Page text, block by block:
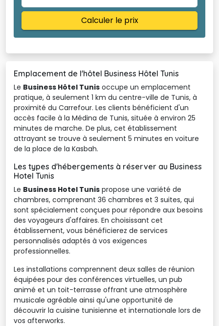
Calculer le prix
Emplacement de l'hôtel Business Hôtel Tunis
Le Business Hôtel Tunis occupe un emplacement
pratique, à seulement 1 km du centre-ville de Tunis, à
proximité du Carrefour. Les clients bénéficient d'un
accès facile à la Médina de Tunis, située à environ 25
minutes de marche. De plus, cet établissement
attrayant se trouve à seulement 5 minutes en voiture
de la place de la Kasbah.
Les types d'hébergements à réserver au Business
Hotel Tunis
Le Business Hotel Tunis propose une variété de
chambres, comprenant 36 chambres et 3 suites, qui
sont spécialement conçues pour répondre aux besoins
des voyageurs d'affaires. En choisissant cet
établissement, vous bénéficierez de services
personnalisés adaptés à vos exigences
professionnelles.
Les installations comprennent deux salles de réunion
équipées pour des conférences virtuelles, un pub
animé et un toit-terrasse offrant une atmosphère
musicale agréable ainsi qu'une opportunité de
découvrir la cuisine tunisienne et internationale lors de
vos afterworks.